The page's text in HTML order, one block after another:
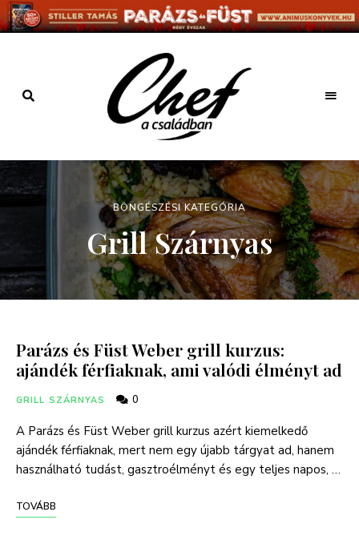
Chef a
családban
Főzz
kreatívan
BÖNGÉSZÉSI KATEGÓRIA
Grill Szárnyas
Parázs és Füst Weber grill kurzus:
ajándék férfiaknak, ami valódi élményt ad
GRILL SZÁRNYAS 0
A Parázs és Füst Weber grill kurzus azért kiemelkedő
ajándék férfiaknak, mert nem egy újabb tárgyat ad, hanem
használható tudást, gasztroélményt és egy teljes napos, …
TOVÁBB